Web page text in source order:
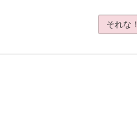
それな！